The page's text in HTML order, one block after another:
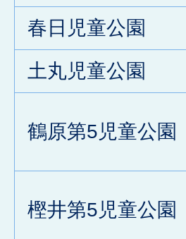
春日児童公園
土丸児童公園
鶴原第5児童公園
樫井第5児童公園